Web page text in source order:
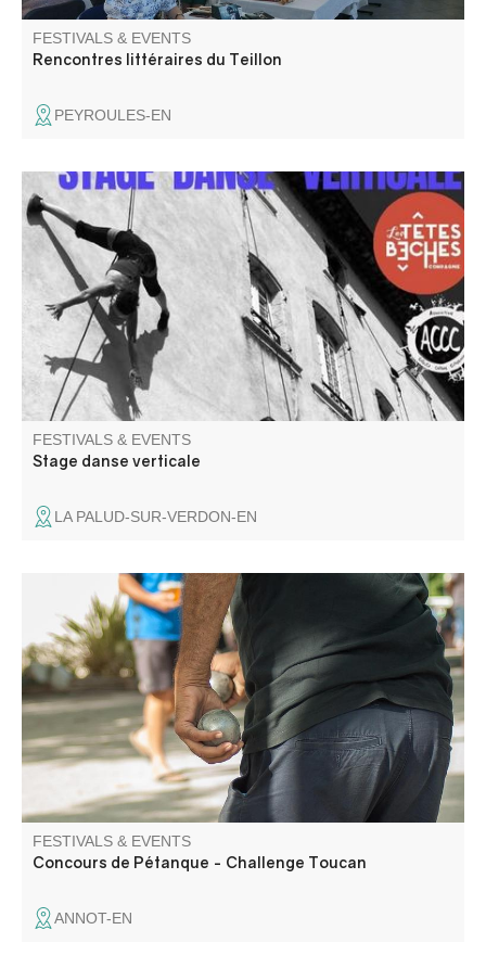
FESTIVALS & EVENTS
Rencontres littéraires du Teillon
PEYROULES-EN
Stage de danse verticale suivi d'une représentation sur la
façade du château de La Palud sur Verdon le 28 août à
18h.
FESTIVALS & EVENTS
Stage danse verticale
LA PALUD-SUR-VERDON-EN
Competition organized by the Comité des fêtes.
FESTIVALS & EVENTS
Concours de Pétanque - Challenge Toucan
ANNOT-EN